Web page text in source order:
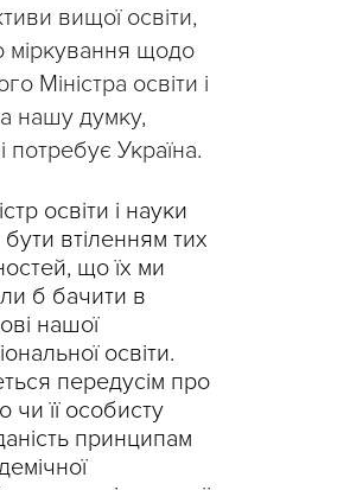
вищої освіти,
міркування щодо
Міністра освіти і
нашу думку,
потребує Україна.
освіти і науки
втіленням тих
що їх ми
б бачити в
нашої
освіти.
передусім про
чи її особисту
принципам